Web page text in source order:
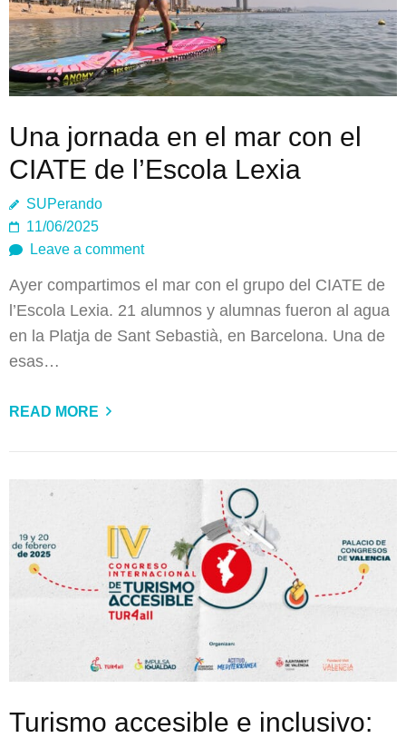
Una jornada en el mar con el
CIATE de l’Escola Lexia
SUPerando
11/06/2025
Leave a comment
Ayer compartimos el mar con el grupo del CIATE de
l’Escola Lexia. 21 alumnos y alumnas fueron al agua
en la Platja de Sant Sebastià, en Barcelona. Una de
esas…
READ MORE
Turismo accesible e inclusivo: